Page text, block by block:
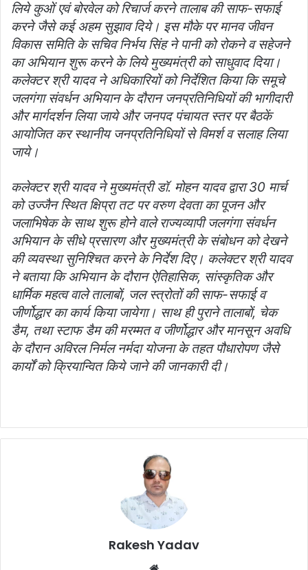
लिये कुओं एवं बोरवेल को रिचार्ज करने तालाब की साफ-सफाई
करने जैसे कई अहम सुझाव दिये। इस मौके पर मानव जीवन
विकास समिति के सचिव निर्भय सिंह ने पानी को रोकने व सहेजने
का अभियान शुरू करने के लिये मुख्यमंत्री को साधुवाद दिया।
कलेक्टर श्री यादव ने अधिकारियों को निर्देशित किया कि समूचे
जलगंगा संवर्धन अभियान के दौरान जनप्रतिनिधियों की भागीदारी
और मार्गदर्शन लिया जाये और जनपद पंचायत स्तर पर बैठकें
आयोजित कर स्थानीय जनप्रतिनिधियों से विमर्श व सलाह लिया
जाये।
कलेक्टर श्री यादव ने मुख्यमंत्री डॉ. मोहन यादव द्वारा 30 मार्च
को उज्जैन स्थित क्षिप्रा तट पर वरुण देवता का पूजन और
जलाभिषेक के साथ शुरू होने वाले राज्यव्यापी जलगंगा संवर्धन
अभियान के सीधे प्रसारण और मुख्यमंत्री के संबोधन को देखने
की व्यवस्था सुनिश्चित करने के निर्देश दिए। कलेक्टर श्री यादव
ने बताया कि अभियान के दौरान ऐतिहासिक, सांस्कृतिक और
धार्मिक महत्व वाले तालाबों, जल स्त्रोतों की साफ-सफाई व
जीर्णोद्धार का कार्य किया जायेगा। साथ ही पुराने तालाबों, चेक
डैम, तथा स्टाफ डैम की मरम्मत व जीर्णोद्धार और मानसून अवधि
के दौरान अविरल निर्मल नर्मदा योजना के तहत पौधारोपण जैसे
कार्यों को क्रियान्वित किये जाने की जानकारी दी।
Rakesh Yadav